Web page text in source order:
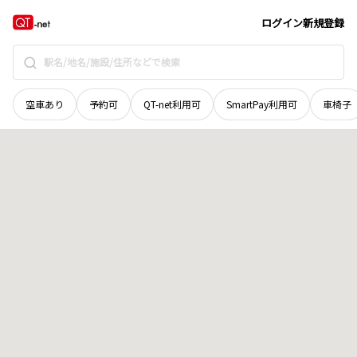
ログイン新規登録
空車あり 予約可 QT-net利用可 SmartPay利用可 車椅子
岡山県